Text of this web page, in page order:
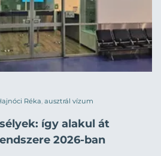
Réka, ausztrál vízum
így alakul át
2026-ban